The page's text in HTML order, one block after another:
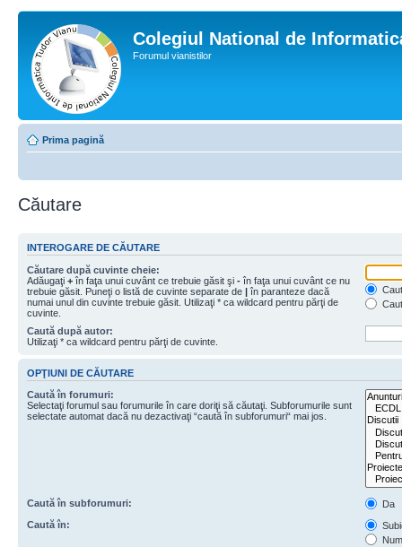
Colegiul National de
Forumul vianistilor
Prima pagină
Căutare
INTEROGARE DE CĂUTARE
Căutare după cuvinte cheie:
Adăugaţi + în faţa unui cuvânt ce trebuie găsit şi - în faţa unui cuvânt ce nu
trebuie găsit. Puneţi o listă de cuvinte separate de | în paranteze dacă
numai unul din cuvinte trebuie găsit. Utilizaţi * ca wildcard pentru părţi de
cuvinte.
Caută după autor:
Utilizaţi * ca wildcard pentru părţi de cuvinte.
OPŢIUNI DE CĂUTARE
Caută în forumuri:
Selectaţi forumul sau forumurile în care doriţi să căutaţi. Subforumurile sunt
selectate automat dacă nu dezactivaţi “caută în subforumuri“ mai jos.
Caută în subforumuri:
Da
Caută în: